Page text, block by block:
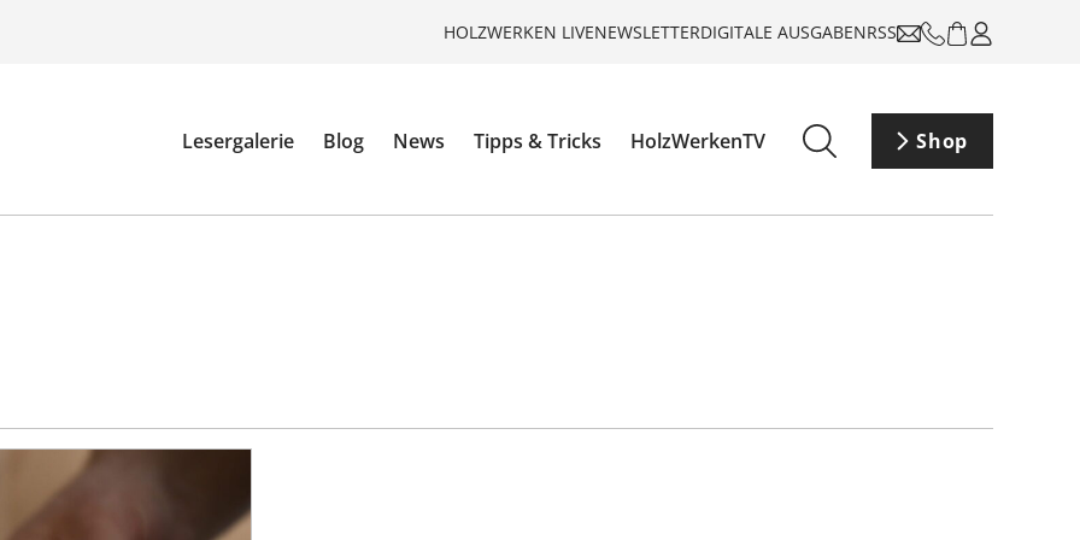
HOLZWERKEN LIVENEWSLETTERDIGITALE AUSGABENRSS
Lesergalerie Blog News Tipps & Tricks HolzWerkenTV Shop